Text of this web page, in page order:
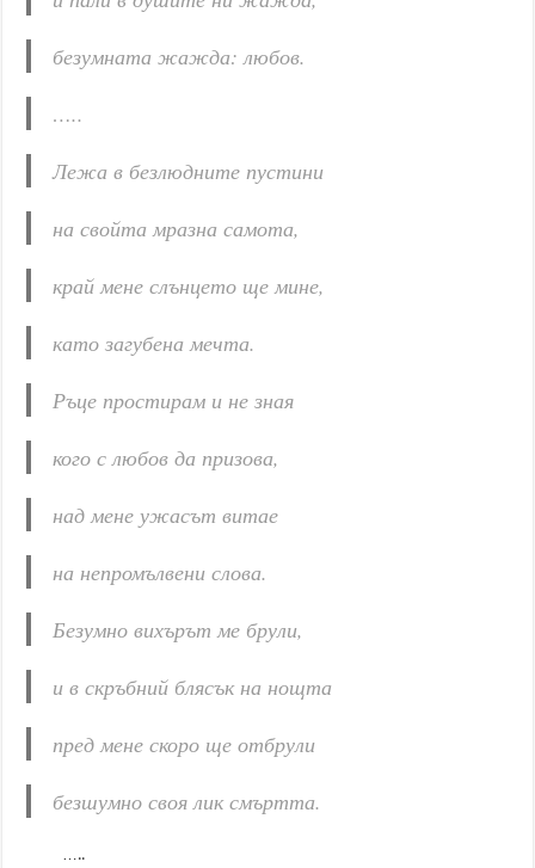
безумната жажда: любов.
…..
Лежа в безлюдните пустини
на свойта мразна самота,
край мене слънцето ще мине,
като загубена мечта.
Ръце простирам и не зная
кого с любов да призова,
над мене ужасът витае
на непромълвени слова.
Безумно вихърът ме брули,
и в скръбний блясък на нощта
пред мене скоро ще отбрули
безшумно своя лик смъртта.
…..